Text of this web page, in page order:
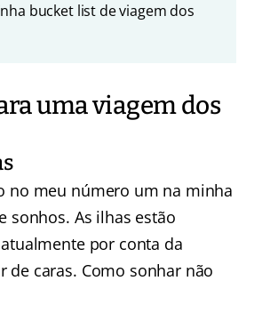
bucket list de viagem dos
uma viagem dos
no meu número um na minha
sonhos. As ilhas estão
por conta da
de caras. Como sonhar não